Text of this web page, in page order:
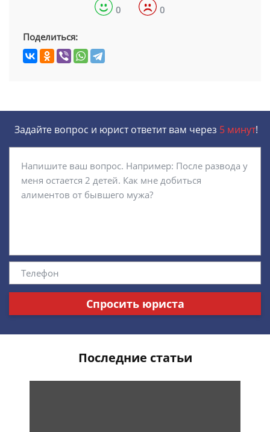
0 0
Поделиться:
Задайте вопрос и юрист ответит вам через 5 минут!
Спросить юриста
Последние статьи